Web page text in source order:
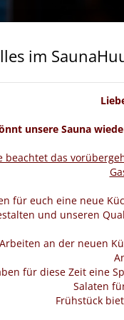
Wellness &
im
unsere Sauna
beachtet das
für euch eine neue
und unseren
an der neuen
für diese Zeit eine
Salaten
Frühstück